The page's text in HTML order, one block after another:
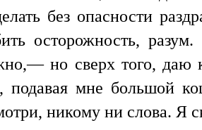
без опасности
осторожность,
но сверх того,
подавая мне большой
никому ни слова. Я